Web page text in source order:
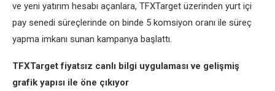
ve yeni yatırım hesabı açanlara, TFXTarget üzerinden yurt içi
pay senedi süreçlerinde on binde 5 komsiyon oranı ile süreç
yapma imkanı sunan kampanya başlattı.
TFXTarget fiyatsız canlı bilgi uygulaması ve gelişmiş
grafik yapısı ile öne çıkıyor